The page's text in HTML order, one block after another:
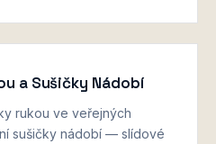
a Sušičky Nádobí
rukou ve veřejných
sušičky nádobí — slídové